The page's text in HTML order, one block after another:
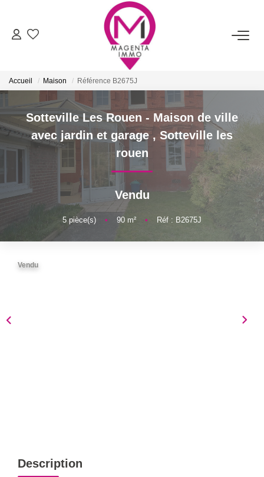
ACHETER
LOUER
FAIRE ESTIMER/VENDRE
BIENS VENDUS
NOTRE AGENCE
Accueil Maison Référence B2675J
Sotteville Les Rouen - Maison de ville
avec jardin et garage , Sotteville les
rouen
Vendu
5pièce(s) • 90 m² • Réf : B2675J
Vendu
Description